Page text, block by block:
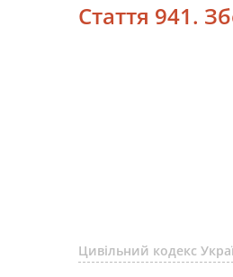
Стаття 941.
Цивільний кодекс